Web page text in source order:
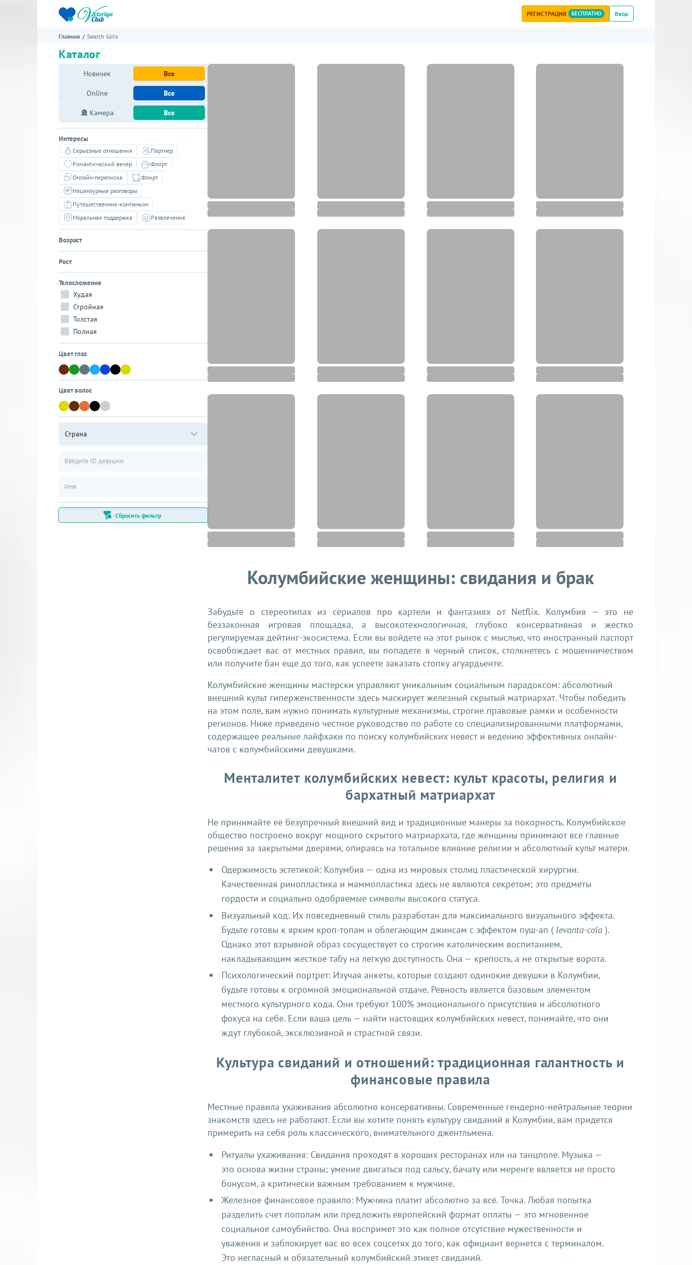
РЕГИСТРАЦИЯ БЕСПЛАТНО Вход
Главная Search Girls
Каталог
Новичек Все
Online Все
Камера Все
Интересы
Серьезные отношения
Партнер
Романтический вечер
Флирт
Онлайн-переписка
Флирт
Нецензурные разговоры
Путешественник-компаньон
Моральная поддержка
Развлечение
Возраст
Рост
Телосложение
Худая
Стройная
Толстая
Полная
Цвет глаз
Цвет волос
Страна
Сбросить фильтр
Колумбийские женщины: свидания и брак
Забудьте о стереотипах из сериалов про картели и фантазиях от Netflix. Колумбия — это не
беззаконная игровая площадка, а высокотехнологичная, глубоко консервативная и жестко
регулируемая дейтинг-экосистема. Если вы войдете на этот рынок с мыслью, что иностранный паспорт
освобождает вас от местных правил, вы попадете в черный список, столкнетесь с мошенничеством
или получите бан еще до того, как успеете заказать стопку агуардьенте.
Колумбийские женщины мастерски управляют уникальным социальным парадоксом: абсолютный
внешний культ гиперженственности здесь маскирует железный скрытый матриархат. Чтобы победить
на этом поле, вам нужно понимать культурные механизмы, строгие правовые рамки и особенности
регионов. Ниже приведено честное руководство по работе со специализированными платформами,
содержащее реальные лайфхаки по поиску колумбийских невест и ведению эффективных онлайн-
чатов с колумбийскими девушками.
Менталитет колумбийских невест: культ красоты, религия и
бархатный матриархат
Не принимайте её безупречный внешний вид и традиционные манеры за покорность. Колумбийское
общество построено вокруг мощного скрытого матриархата, где женщины принимают все главные
решения за закрытыми дверями, опираясь на тотальное влияние религии и абсолютный культ матери.
Одержимость эстетикой: Колумбия — одна из мировых столиц пластической хирургии.
Качественная ринопластика и маммопластика здесь не являются секретом; это предметы
гордости и социально одобряемые символы высокого статуса.
Визуальный код: Их повседневный стиль разработан для максимального визуального эффекта.
Будьте готовы к ярким кроп-топам и облегающим джинсам с эффектом пуш-ап ( levanta-cola).
Однако этот взрывной образ сосуществует со строгим католическим воспитанием,
накладывающим жесткое табу на легкую доступность. Она — крепость, а не открытые ворота.
Психологический портрет: Изучая анкеты, которые создают одинокие девушки в Колумбии,
будьте готовы к огромной эмоциональной отдаче. Ревность является базовым элементом
местного культурного кода. Они требуют 100% эмоционального присутствия и абсолютного
фокуса на себе. Если ваша цель — найти настоящих колумбийских невест, понимайте, что они
ждут глубокой, эксклюзивной и страстной связи.
Культура свиданий и отношений: традиционная галантность и
финансовые правила
Местные правила ухаживания абсолютно консервативны. Современные гендерно-нейтральные теории
знакомств здесь не работают. Если вы хотите понять культуру свиданий в Колумбии, вам придется
примерить на себя роль классического, внимательного джентльмена.
Ритуалы ухаживания: Свидания проходят в хороших ресторанах или на танцполе. Музыка —
это основа жизни страны; умение двигаться под сальсу, бачату или меренге является не просто
бонусом, а критически важным требованием к мужчине.
Железное финансовое правило: Мужчина платит абсолютно за всё. Точка. Любая попытка
разделить счет пополам или предложить европейский формат оплаты — это мгновенное
социальное самоубийство. Она воспримет это как полное отсутствие мужественности и
уважения и заблокирует вас во всех соцсетях до того, как официант вернется с терминалом.
Это негласный и обязательный колумбийский этикет свиданий.